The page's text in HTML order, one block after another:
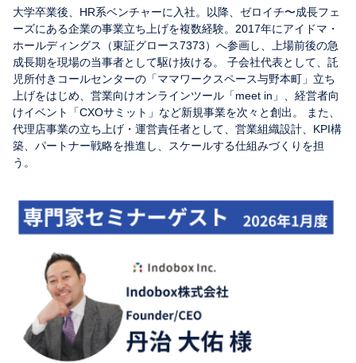
大学卒業後、HR系ベンチャーに入社。以降、ゼロイチ〜成長フェ
ーズにある企業の事業立ち上げを複数経験。2017年にアイドマ・
ホールディングス（東証グロース7373）へ参画し、上場前後の急
成長期を現場の当事者として駆け抜ける。 子会社代表として、託
児所付きコールセンターの「ママワークスペース与野本町」立ち
上げをはじめ、営業向けオンラインツール「meet in」、経営者向
けイベント「CXOサミット」など新規事業を次々と創出。 また、
代理店事業の立ち上げ・運営責任者として、営業組織設計、KPI構
築、パートナー戦略を推進し、スケールする仕組みづくりを担
う。